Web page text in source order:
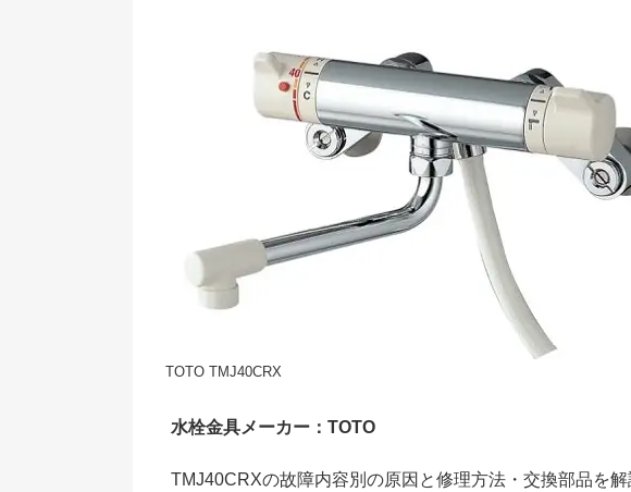
TOTO TMJ40CRX
水栓金具メーカー：TOTO
TMJ40CRXの故障内容別の原因と修理方法・交換部品を解